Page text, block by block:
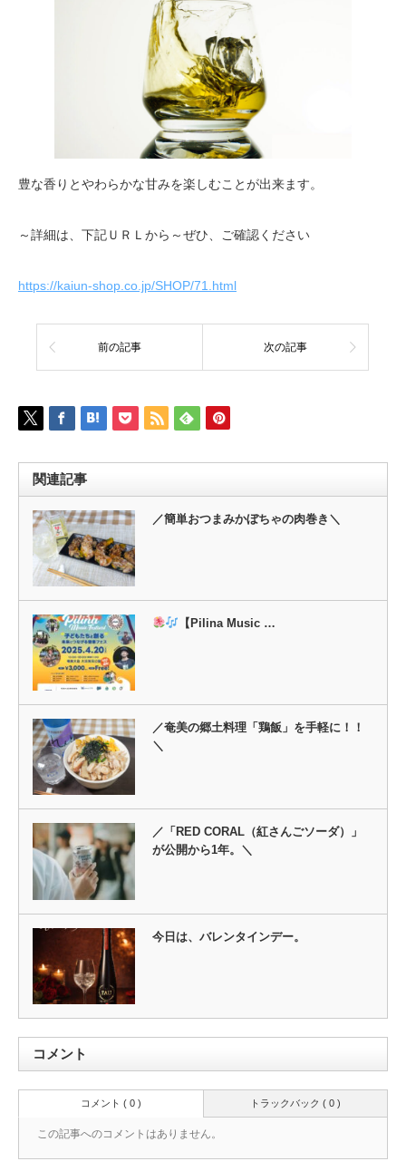
豊な香りとやわらかな甘みを楽しむことが出来ます。
～詳細は、下記ＵＲＬから～ぜひ、ご確認ください
https://kaiun-shop.co.jp/SHOP/71.html
前の記事 次の記事
関連記事
／簡単おつまみかぼちゃの肉巻き＼
【Pilina Music …
／奄美の郷土料理「鶏飯」を手軽に！！
＼
／「RED CORAL（紅さんごソーダ）」
が公開から1年。＼
今日は、バレンタインデー。
コメント
トラックバック ( 0 )
コメント ( 0 )
この記事へのコメントはありません。